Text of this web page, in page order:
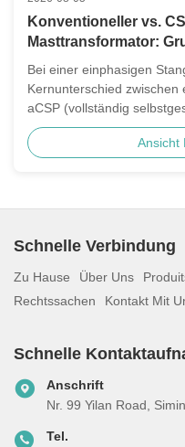
Konventioneller vs.
Masttransformator:
Schutzes und der
Bei einer einphasigen
Kernunterschied zwischen
aCSP (vollständig
Transformator befindet
Schutzausrüstung platziert
Ansicht
Schnelle Verbindung
Zu Hause Über Uns
Rechtssachen
Kontakt Mit
Schnelle
Anschrift
Nr. 99 Yilan Road,
Tel.